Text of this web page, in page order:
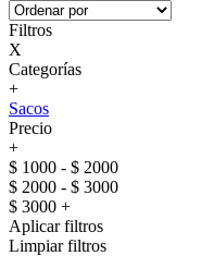
Filtros
X
Categorías
+
Sacos
Precio
+
$ 1000 - $ 2000
$ 2000 - $ 3000
$ 3000 +
Aplicar filtros
Limpiar filtros